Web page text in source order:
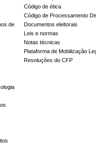
de
Código de ética
Código de Processamento
Documentos eleitorais
Leis e normas
Notas técnicas
Plataforma de Mobilização
Resoluções do CFP